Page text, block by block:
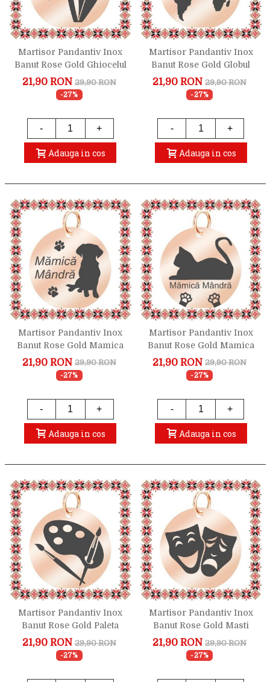
Martisor Pandantiv Inox
Banut Rose Gold Ghiocelul
Perfect
21,90 RON 29,90 RON
-27%
- +
Adauga in cos
Martisor Pandantiv Inox
Banut Rose Gold Globul
Pamantesc
21,90 RON 29,90 RON
-27%
- +
Adauga in cos
Martisor Pandantiv Inox
Banut Rose Gold Mamica
De Catel
21,90 RON 29,90 RON
-27%
- +
Adauga in cos
Martisor Pandantiv Inox
Banut Rose Gold Mamica
De Pisica
21,90 RON 29,90 RON
-27%
- +
Adauga in cos
Martisor Pandantiv Inox
Banut Rose Gold Paleta
Pictura
21,90 RON 29,90 RON
-27%
Martisor Pandantiv Inox
Banut Rose Gold Masti
Teatru
21,90 RON 29,90 RON
-27%